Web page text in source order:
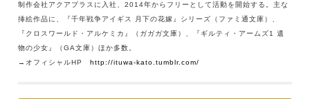
制作会社アクアプラスに入社、2014年からフリーとして活動を開始する。主な
挿絵作品に、『千年戦争アイギス 月下の花嫁』シリーズ（ファミ通文庫）、
『クロスワールド・アルケミカ』（ガガガ文庫）、『ギルティ・アームズ1 遺
物の少女』（GA文庫）ほか多数。
→オフィシャルHPhttp://ituwa-kato.tumblr.com/